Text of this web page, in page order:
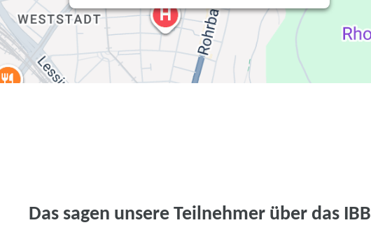
Das sagen unsere Teilnehmer über das IBB